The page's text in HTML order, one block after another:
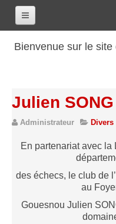
Bienvenue sur le
Les renseignements
Les coordonnées
Les horaires
Les licenciés
Julien
Administrateur Divers
En partenariat avec
des échecs, le club de
au
Gouesnou Julien